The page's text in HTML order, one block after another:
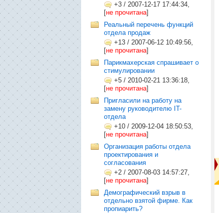
+3 / 2007-12-17 17:44:34,
[не прочитана]
Реальный перечень функций
отдела продаж
+13 / 2007-06-12 10:49:56,
[не прочитана]
Парикмахерская спрашивает о
стимулировании
+5 / 2010-02-21 13:36:18,
[не прочитана]
Пригласили на работу на
замену руководителю IT-
отдела
+10 / 2009-12-04 18:50:53,
[не прочитана]
Организация работы отдела
проектирования и
согласования
+2 / 2007-08-03 14:57:27,
[не прочитана]
Демографический взрыв в
отдельно взятой фирме. Как
пропиарить?